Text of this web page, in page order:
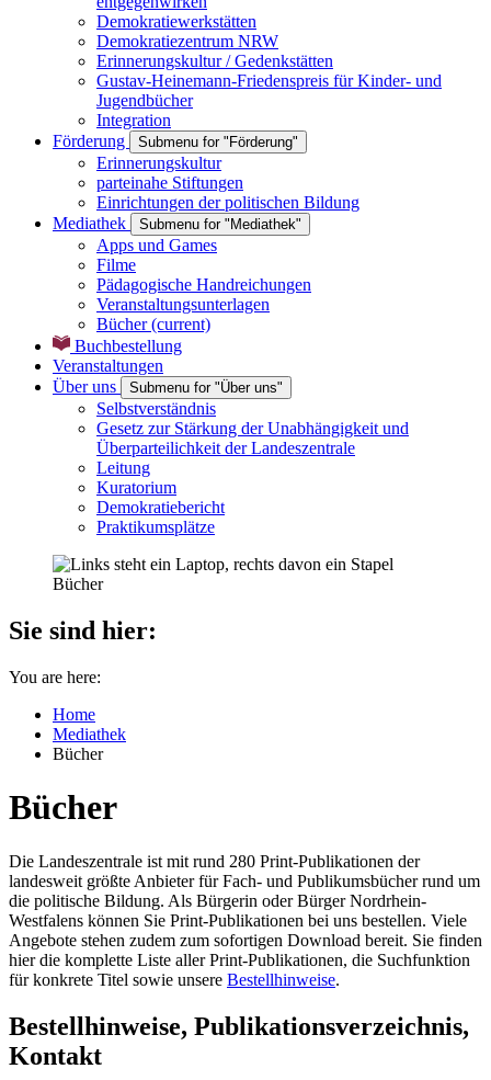
Demokratiewerkstätten
Demokratiezentrum NRW
Erinnerungskultur / Gedenkstätten
Gustav-Heinemann-Friedenspreis für Kinder- und
Jugendbücher
Integration
Förderung
Submenu for "Förderung"
Erinnerungskultur
parteinahe Stiftungen
Einrichtungen der politischen Bildung
Mediathek
Submenu for "Mediathek"
Apps und Games
Filme
Pädagogische Handreichungen
Veranstaltungsunterlagen
Bücher(current)
Buchbestellung
Veranstaltungen
Über uns
Submenu for "Über uns"
Selbstverständnis
Gesetz zur Stärkung der Unabhängigkeit und
Überparteilichkeit der Landeszentrale
Leitung
Kuratorium
Demokratiebericht
Praktikumsplätze
Sie sind hier:
You are here:
Home
Mediathek
Bücher
Bücher
Die Landeszentrale ist mit rund 280 Print-Publikationen der
landesweit größte Anbieter für Fach- und Publikumsbücher rund um
die politische Bildung. Als Bürgerin oder Bürger Nordrhein-
Westfalens können Sie Print-Publikationen bei uns bestellen. Viele
Angebote stehen zudem zum sofortigen Download bereit. Sie finden
hier die komplette Liste aller Print-Publikationen, die Suchfunktion
für konkrete Titel sowie unsere Bestellhinweise.
Bestellhinweise, Publikationsverzeichnis,
Kontakt